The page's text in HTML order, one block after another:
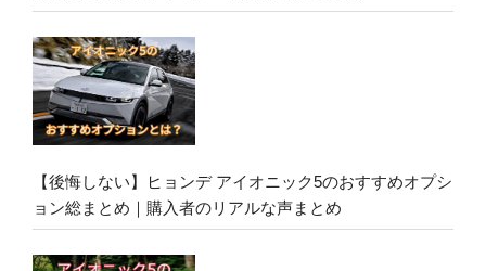
【後悔しない】ヒョンデ アイオニック5のおすすめオプシ
ョン総まとめ｜購入者のリアルな声まとめ